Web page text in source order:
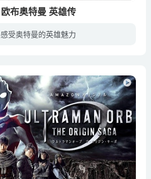
欧布奥特曼 英雄传
感受奥特曼的英雄魅力